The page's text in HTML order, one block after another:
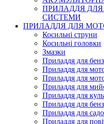
ПРИЛАДДЯ
СИСТЕМИ
ПРИЛАДДЯ ДЛЯ
Косильні струни
Косильні головки
Змазки
Приладдя для
Приладдя для
Приладдя для
Приладдя для
Приладдя для
Приладдя для
Приладдя для
Приладдя для